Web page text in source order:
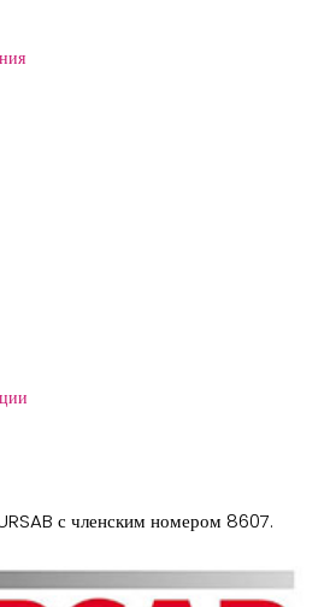
с членским номером 8607.